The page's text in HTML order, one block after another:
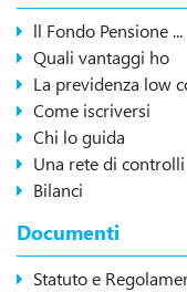
ll Fondo Pensione ...
Quali vantaggi ho
La previdenza low
Come iscriversi
Chi lo guida
Una rete di controlli
Bilanci
Documenti
Statuto e